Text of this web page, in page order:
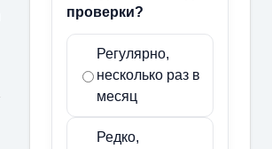
проверки?
Регулярно,
несколько раз в
месяц
Редко,